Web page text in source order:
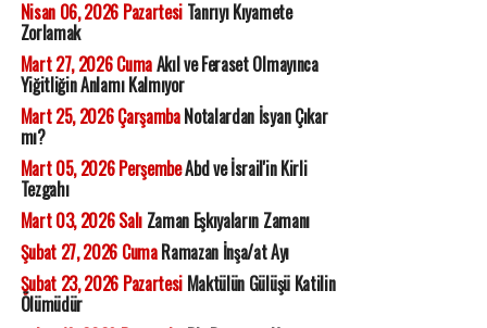
Nisan 06, 2026 PazartesiTanrıyı Kıyamete
Zorlamak
Mart 27, 2026 CumaAkıl ve Feraset Olmayınca
Yiğitliğin Anlamı Kalmıyor
Mart 25, 2026 ÇarşambaNotalardan İsyan Çıkar
mı?
Mart 05, 2026 PerşembeAbd ve İsrail'in Kirli
Tezgahı
Mart 03, 2026 SalıZaman Eşkıyaların Zamanı
Şubat 27, 2026 CumaRamazan İnşa/at Ayı
Şubat 23, 2026 PazartesiMaktülün Gülüşü Katilin
Ölümüdür